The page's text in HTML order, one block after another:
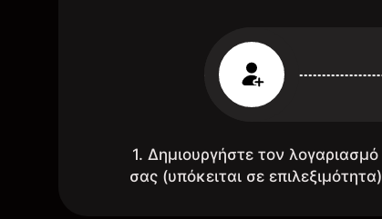
1. Δημιουργήστε τον λογαριασμό
σας (υπόκειται σε επιλεξιμότητα)